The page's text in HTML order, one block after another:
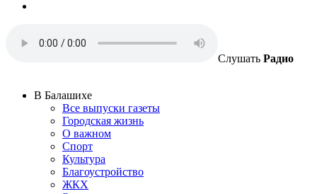
Слушать Радио
В Балашихе
Все выпуски газеты
Городская жизнь
О важном
Спорт
Культура
Благоустройство
ЖКХ